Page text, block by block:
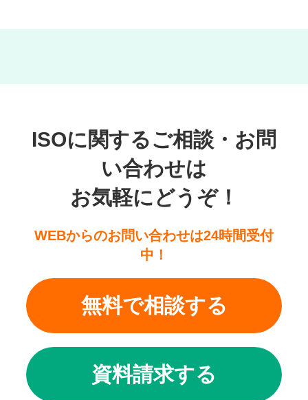
ISOに関するご相談・お問
い合わせは
お気軽にどうぞ！
WEBからのお問い合わせは24時間受付
中！
無料で相談する
資料請求する